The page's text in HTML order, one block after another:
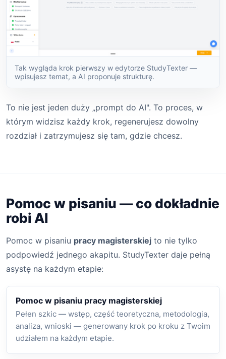
Tak wygląda krok pierwszy w edytorze StudyTexter —
wpisujesz temat, a AI proponuje strukturę.
To nie jest jeden duży „prompt do AI". To proces, w
którym widzisz każdy krok, regenerujesz dowolny
rozdział i zatrzymujesz się tam, gdzie chcesz.
Pomoc w pisaniu — co dokładnie
robi AI
Pomoc w pisaniu pracy magisterskiej to nie tylko
podpowiedź jednego akapitu. StudyTexter daje pełną
asystę na każdym etapie:
Pomoc w pisaniu pracy magisterskiej
Pełen szkic — wstęp, część teoretyczna, metodologia,
analiza, wnioski — generowany krok po kroku z Twoim
udziałem na każdym etapie.